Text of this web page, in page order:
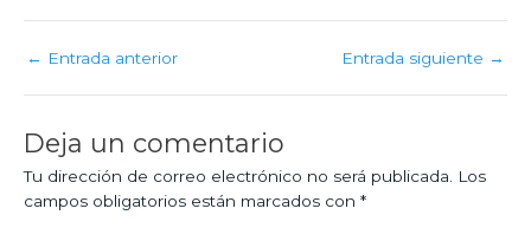
← Entrada anterior Entrada siguiente →
Deja un comentario
Tu dirección de correo electrónico no será publicada. Los
campos obligatorios están marcados con *